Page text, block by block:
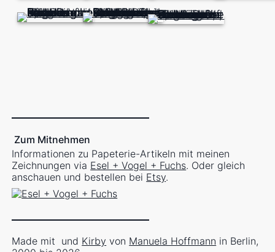
Zum Mitnehmen
Informationen zu Papeterie-Artikeln mit meinen
Zeichnungen via Esel + Vogel + Fuchs. Oder gleich
anschauen und bestellen bei Etsy.
Made mit und Kirby von Manuela Hoffmann in Berlin,